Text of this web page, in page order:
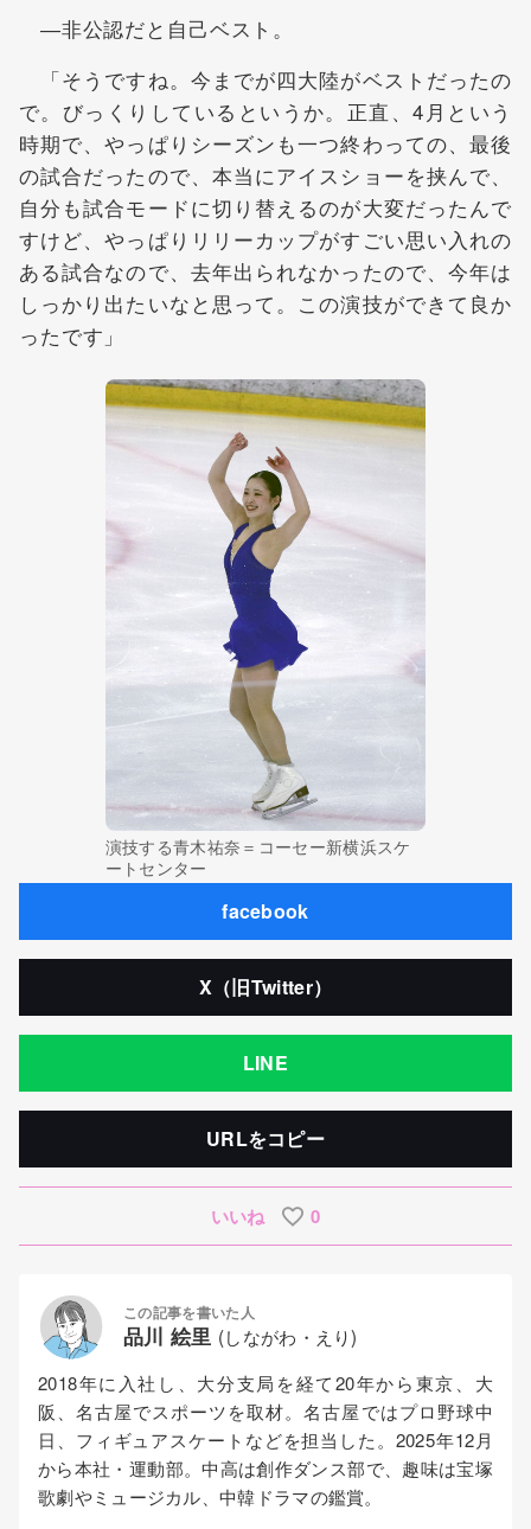
―非公認だと自己ベスト。
「そうですね。今までが四大陸がベストだったの
で。びっくりしているというか。正直、4月という
時期で、やっぱりシーズンも一つ終わっての、最後
の試合だったので、本当にアイスショーを挟んで、
自分も試合モードに切り替えるのが大変だったんで
すけど、やっぱりリリーカップがすごい思い入れの
ある試合なので、去年出られなかったので、今年は
しっかり出たいなと思って。この演技ができて良か
ったです」
演技する青木祐奈＝コーセー新横浜スケ
ートセンター
facebook
X（旧Twitter）
LINE
URLをコピー
いいね 0
この記事を書いた人
品川 絵里 (しながわ・えり)
2018年に入社し、大分支局を経て20年から東京、大
阪、名古屋でスポーツを取材。名古屋ではプロ野球中
日、フィギュアスケートなどを担当した。2025年12月
から本社・運動部。中高は創作ダンス部で、趣味は宝塚
歌劇やミュージカル、中韓ドラマの鑑賞。